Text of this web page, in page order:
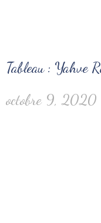
Tableau : Yahve
octobre 9, 2020